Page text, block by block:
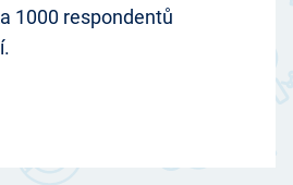
1000 respondentů